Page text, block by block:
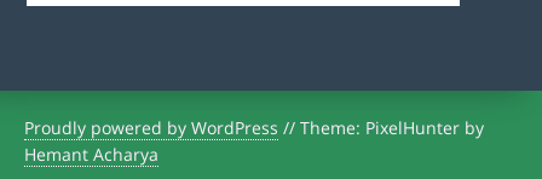
Proudly powered by WordPress // Theme: PixelHunter by
Hemant Acharya